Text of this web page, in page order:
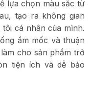
lựa chọn màu sắc từ
tạo ra không gian
cá nhân của mình.
ẩm mốc và thuận
cho sản phẩm trở
tiện ích và dễ bảo